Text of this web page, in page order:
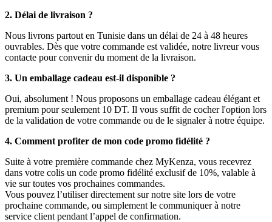
2. Délai de livraison ?
Nous livrons partout en Tunisie dans un délai de 24 à 48 heures
ouvrables. Dès que votre commande est validée, notre livreur vous
contacte pour convenir du moment de la livraison.
3. Un emballage cadeau est-il disponible ?
Oui, absolument ! Nous proposons un emballage cadeau élégant et
premium pour seulement 10 DT. Il vous suffit de cocher l'option lors
de la validation de votre commande ou de le signaler à notre équipe.
4. Comment profiter de mon code promo fidélité ?
Suite à votre première commande chez MyKenza, vous recevrez
dans votre colis un code promo fidélité exclusif de 10%, valable à
vie sur toutes vos prochaines commandes.
Vous pouvez l’utiliser directement sur notre site lors de votre
prochaine commande, ou simplement le communiquer à notre
service client pendant l’appel de confirmation.